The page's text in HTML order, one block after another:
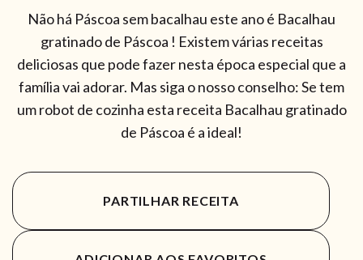
Não há Páscoa sem bacalhau este ano é Bacalhau
gratinado de Páscoa ! Existem várias receitas
deliciosas que pode fazer nesta época especial que a
família vai adorar. Mas siga o nosso conselho: Se tem
um robot de cozinha esta receita Bacalhau gratinado
de Páscoa é a ideal!
PARTILHAR RECEITA